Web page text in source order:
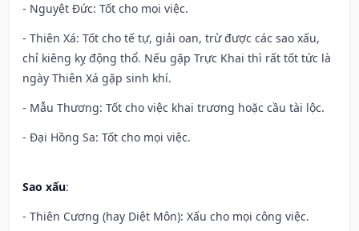
- Nguyệt Đức: Tốt cho mọi việc.
- Thiên Xá: Tốt cho tế tự, giải oan, trừ được các sao xấu,
chỉ kiêng kỵ động thổ. Nếu gặp Trực Khai thì rất tốt tức là
ngày Thiên Xá gặp sinh khí.
- Mẫu Thương: Tốt cho việc khai trương hoặc cầu tài lộc.
- Đại Hồng Sa: Tốt cho mọi việc.
Sao xấu:
- Thiên Cương (hay Diệt Môn): Xấu cho mọi công việc.